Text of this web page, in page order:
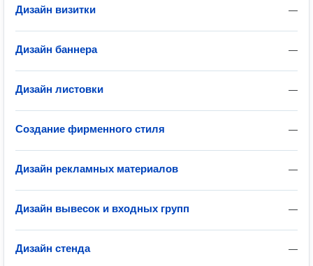
—
Дизайн визитки
—
Дизайн баннера
—
Дизайн листовки
—
Создание фирменного стиля
—
Дизайн рекламных материалов
—
Дизайн вывесок и входных групп
—
Дизайн стенда